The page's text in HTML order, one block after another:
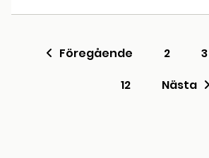
Föregående 2 3
12
Nästa